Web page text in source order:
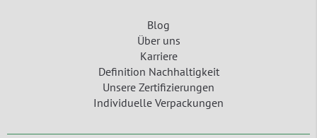
Blog
Über uns
Karriere
Definition Nachhaltigkeit
Unsere Zertifizierungen
Individuelle Verpackungen